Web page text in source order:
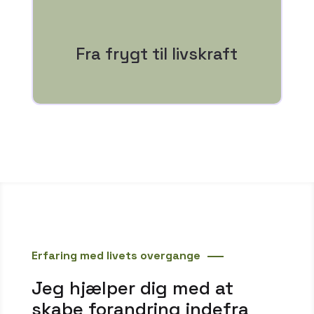
Fra frygt til livskraft
Du genfinder glæden og energien, der ligger under
Erfaring med livets overgange
Jeg hjælper dig med at
skabe forandring indefra